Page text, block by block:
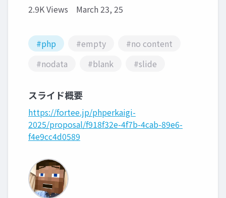
2.9K Views March 23, 25
#php #empty
#no content
#nodata
#blank #slide
スライド概要
https://fortee.jp/phperkaigi-
2025/proposal/f918f32e-4f7b-4cab-89e6-
f4e9cc4d0589